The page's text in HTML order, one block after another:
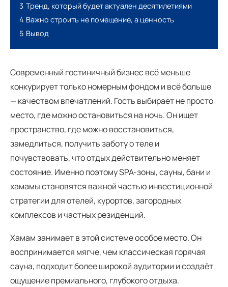
3 Тренд, который будет актуален десятилетиями
4 Важно строить не помещение, а ценность
5 Вывод
Современный гостиничный бизнес всё меньше
конкурирует только номерным фондом и всё больше
— качеством впечатлений. Гость выбирает не просто
место, где можно остановиться на ночь. Он ищет
пространство, где можно восстановиться,
замедлиться, получить заботу о теле и
почувствовать, что отдых действительно меняет
состояние. Именно поэтому SPA-зоны, сауны, бани и
хамамы становятся важной частью инвестиционной
стратегии для отелей, курортов, загородных
комплексов и частных резиденций.
Хамам занимает в этой системе особое место. Он
воспринимается мягче, чем классическая горячая
сауна, подходит более широкой аудитории и создаёт
ощущение премиального, глубокого отдыха.